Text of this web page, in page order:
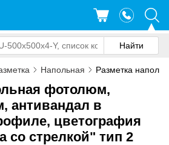
Напольная Разметка
фотолюм,
антивандал в
цветография
со стрелкой" тип 2